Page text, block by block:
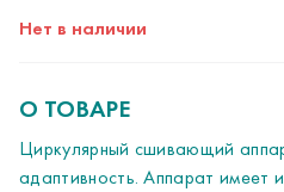
Нет в наличии
О ТОВАРЕ
Циркулярный сшивающий
адаптивность. Аппарат имеет